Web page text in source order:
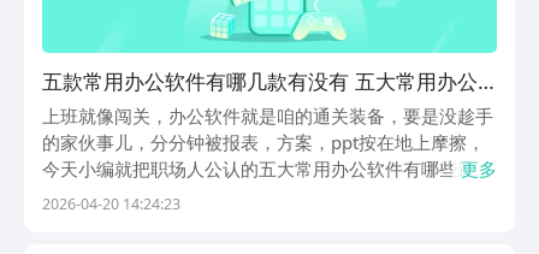
五款常用办公软件有哪几款有没有 五大常用办公
软件有哪个分享
上班就像闯关，办公软件就是咱的通关装备，要是没趁手
的家伙事儿，分分钟被报表，方案，ppt按在地上摩擦，
今天小编就把职场人公认的五大常用办公软件有哪些逃出
来，有办公界的老大哥，写文档，算数据，做汇报全能
更多
2026-04-20 14:24:23